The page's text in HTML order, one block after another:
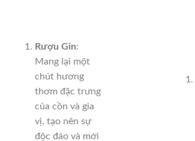
Rượu Gin:
Mang lại một
chút hương
thơm đặc trưng
của cồn và gia
vị, tạo nên sự
độc đáo và mới